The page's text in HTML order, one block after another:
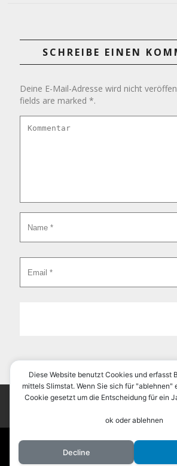
SCHREIBE EINEN
Deine E-Mail-Adresse wird nicht
fields are marked *.
Diese Website benutzt Cookies und erfasst
mittels Slimstat. Wenn Sie sich für "ablehnen"
Cookie gesetzt um die Entscheidung für ein
ok oder ablehnen
Decline